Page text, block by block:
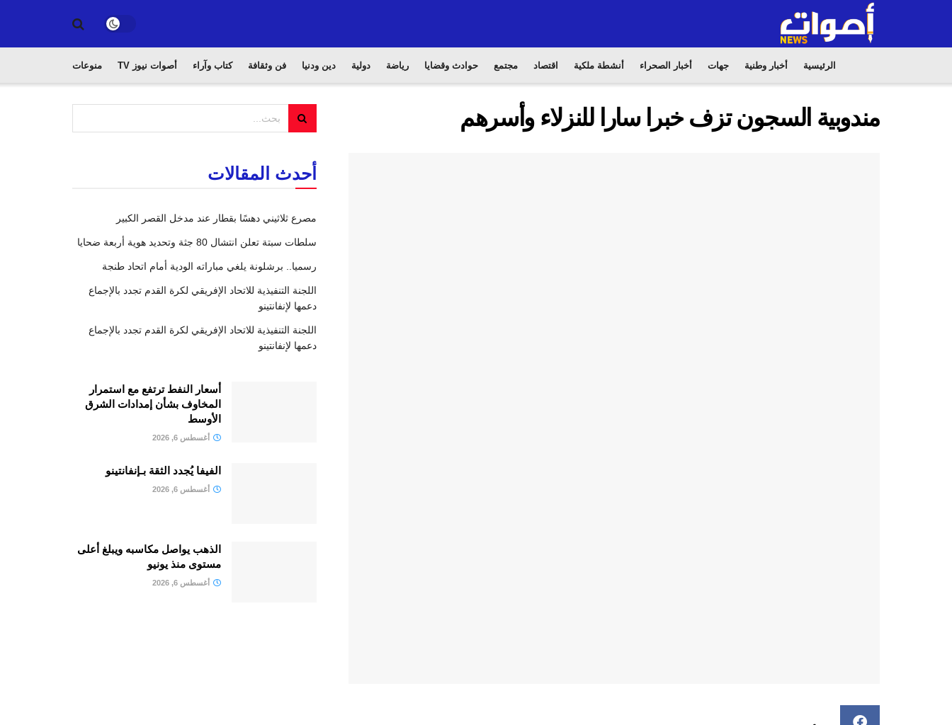
الرئيسية أخبار وطنية جهات أخبار الصحراء أنشطة ملكية اقتصاد مجتمع حوادث وقضايا رياضة دولية دين ودنيا فن وثقافة كتاب وآراء أصوات نيوز TV منوعات
مندوبية السجون تزف خبرا سارا للنزلاء وأسرهم
أحدث المقالات
مصرع ثلاثيني دهسًا بقطار عند مدخل القصر الكبير
سلطات سبتة تعلن انتشال 80 جثة وتحديد هوية أربعة ضحايا
رسميا.. برشلونة يلغي مباراته الودية أمام اتحاد طنجة
اللجنة التنفيذية للاتحاد الإفريقي لكرة القدم تجدد بالإجماع
دعمها لإنفانتينو
اللجنة التنفيذية للاتحاد الإفريقي لكرة القدم تجدد بالإجماع
دعمها لإنفانتينو
أسعار النفط ترتفع مع استمرار
المخاوف بشأن إمدادات الشرق
الأوسط
أغسطس 6, 2026
الفيفا يُجدد الثقة بـإنفانتينو
أغسطس 6, 2026
الذهب يواصل مكاسبه ويبلغ أعلى
مستوى منذ يونيو
أغسطس 6, 2026